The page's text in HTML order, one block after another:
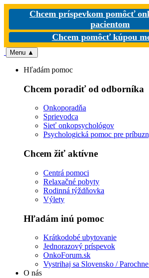
Chcem príspevkom pomôcť
pacientom
Chcem pomôcť kúpou
Menu ▲
Hľadám pomoc
Chcem poradiť od odborníka
Onkoporadňa
Sprievodca
Sieť onkopsychológov
Psychologická pomoc pre
Chcem žiť aktívne
Centrá pomoci
Relaxačné pobyty
Rodinná týždňovka
Výlety
Hľadám inú pomoc
Krátkodobé ubytovanie
Jednorazový príspevok
OnkoForum.sk
Vystrihaj sa Slovensko /
O nás